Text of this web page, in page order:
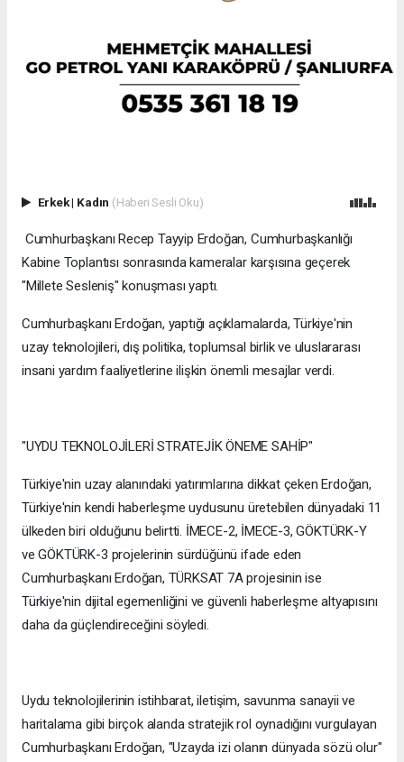
Erkek| Kadın (Haberi Sesli Oku)
Cumhurbaşkanı Recep Tayyip Erdoğan, Cumhurbaşkanlığı
Kabine Toplantısı sonrasında kameralar karşısına geçerek
"Millete Sesleniş" konuşması yaptı.
Cumhurbaşkanı Erdoğan, yaptığı açıklamalarda, Türkiye'nin
uzay teknolojileri, dış politika, toplumsal birlik ve uluslararası
insani yardım faaliyetlerine ilişkin önemli mesajlar verdi.
"UYDU TEKNOLOJİLERİ STRATEJİK ÖNEME SAHİP"
Türkiye'nin uzay alanındaki yatırımlarına dikkat çeken Erdoğan,
Türkiye'nin kendi haberleşme uydusunu üretebilen dünyadaki 11
ülkeden biri olduğunu belirtti. İMECE-2, İMECE-3, GÖKTÜRK-Y
ve GÖKTÜRK-3 projelerinin sürdüğünü ifade eden
Cumhurbaşkanı Erdoğan, TÜRKSAT 7A projesinin ise
Türkiye'nin dijital egemenliğini ve güvenli haberleşme altyapısını
daha da güçlendireceğini söyledi.
Uydu teknolojilerinin istihbarat, iletişim, savunma sanayii ve
haritalama gibi birçok alanda stratejik rol oynadığını vurgulayan
Cumhurbaşkanı Erdoğan, "Uzayda izi olanın dünyada sözü olur"